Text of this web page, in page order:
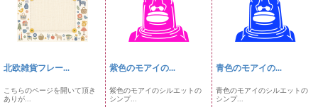
北欧雑貨フレー...
こちらのページを開いて頂き
ありが...
紫色のモアイの...
紫色のモアイのシルエットの
シンプ...
青色のモアイの...
青色のモアイのシルエットの
シンプ...